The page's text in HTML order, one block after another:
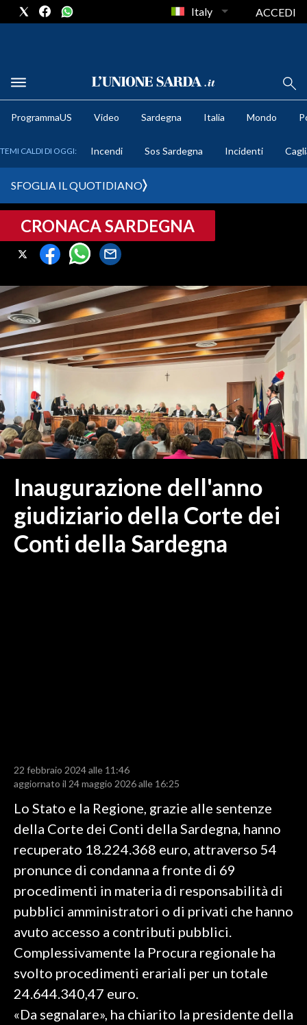
METEO
CRONACA SARDEGNA
CAGLIARI
SULCIS IGLESIENTE
MEDIO CAMPIDANO
ORISTANO E PROVINCIA
SASSARI E PROVINCIA
GALLURA
NUORO E PROVINCIA
OGLIASTRA
AGENDA
ITALIA
MONDO
POLITICA
CALCIO REGIONALE
BASKET
VOLLEY
MOTORI
TENNIS
ALTRI SPORT
CULTURA
SPETTACOLI
SALUTE
Italy ACCEDI
ProgrammaUS Video Sardegna Italia Mondo
TEMI CALDI DI OGGI: Incendi Sos Sardegna Incidenti
SFOGLIA IL QUOTIDIANO
CRONACA SARDEGNA
Inaugurazione dell'anno
giudiziario della Corte dei
Conti della Sardegna
22 febbraio 2024 alle 11:46
aggiornato il 24 maggio 2026 alle 16:25
Lo Stato e la Regione, grazie alle sentenze
della Corte dei Conti della Sardegna, hanno
recuperato 18.224.368 euro, attraverso 54
pronunce di condanna a fronte di 69
procedimenti in materia di responsabilità di
pubblici amministratori o di privati che hanno
avuto accesso a contributi pubblici.
Complessivamente la Procura regionale ha
svolto procedimenti erariali per un totale
24.644.340,47 euro.
«Da segnalare», ha chiarito la presidente della